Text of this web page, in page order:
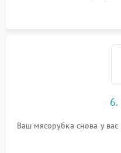
6.
Ваш мясорубка снова у